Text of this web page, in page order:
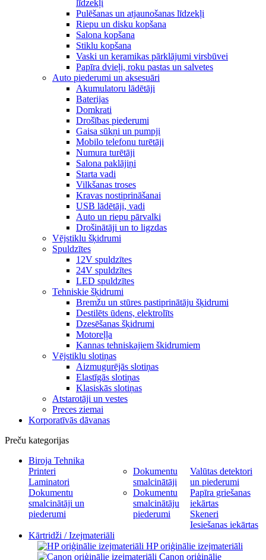
līdzekļi
Pulēšanas un atjaunošanas līdzekļi
Riepu un disku kopšana
Salona kopšana
Stiklu kopšana
Vaski un keramikas pārklājumi virsbūvei
Papīra dvieļi, roku pastas un salvetes
Auto piederumi un aksesuāri
Akumulatoru lādētāji
Baterijas
Domkrati
Drošības piederumi
Gaisa sūkņi un pumpji
Mobilo telefonu turētāji
Numura turētāji
Salona paklājiņi
Starta vadi
Vilkšanas troses
Kravas nostiprināšanai
USB lādētāji, vadi
Auto un riepu pārvalki
Drošinātāji un to ligzdas
Vējstiklu šķidrumi
Spuldzītes
12V spuldzītes
24V spuldzītes
LED spuldzītes
Tehniskie šķidrumi
Bremžu un stūres pastiprinātāju šķidrumi
Destilēts ūdens, elektrolīts
Dzesēšanas šķidrumi
Motoreļļa
Kannas tehniskajiem škidrumiem
Vējstiklu slotiņas
Aizmugurējās slotiņas
Elastīgās slotiņas
Klasiskās slotiņas
Atstarotāji un vestes
Preces ziemai
Korporatīvās dāvanas
Preču kategorijas
Biroja Tehnika
Printeri
Laminatori
Dokumentu
smalcinātāji un
piederumi
Dokumentu
smalcinātāji
Dokumentu
smalcinātāju
piederumi
Valūtas detektori
un piederumi
Papīra griešanas
iekārtas
Skeneri
Iesiešanas iekārtas
Kārtridži / Izejmateriāli
HP oriģinālie izejmateriāli
Canon oriģinālie